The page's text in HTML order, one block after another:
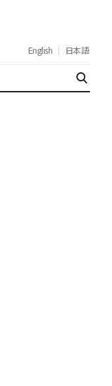
English | 日本語